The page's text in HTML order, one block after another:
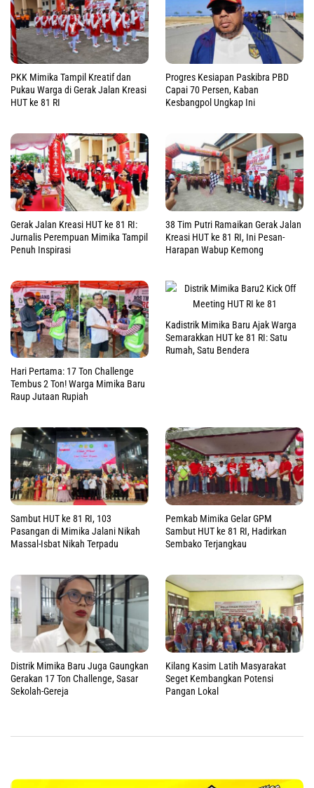
PKK Mimika Tampil Kreatif dan
Pukau Warga di Gerak Jalan Kreasi
HUT ke 81 RI
Progres Kesiapan Paskibra PBD
Capai 70 Persen, Kaban
Kesbangpol Ungkap Ini
Gerak Jalan Kreasi HUT ke 81 RI:
Jurnalis Perempuan Mimika Tampil
Penuh Inspirasi
38 Tim Putri Ramaikan Gerak Jalan
Kreasi HUT ke 81 RI, Ini Pesan-
Harapan Wabup Kemong
Hari Pertama: 17 Ton Challenge
Tembus 2 Ton! Warga Mimika Baru
Raup Jutaan Rupiah
Kadistrik Mimika Baru Ajak Warga
Semarakkan HUT ke 81 RI: Satu
Rumah, Satu Bendera
Sambut HUT ke 81 RI, 103
Pasangan di Mimika Jalani Nikah
Massal-Isbat Nikah Terpadu
Pemkab Mimika Gelar GPM
Sambut HUT ke 81 RI, Hadirkan
Sembako Terjangkau
Distrik Mimika Baru Juga Gaungkan
Gerakan 17 Ton Challenge, Sasar
Sekolah-Gereja
Kilang Kasim Latih Masyarakat
Seget Kembangkan Potensi
Pangan Lokal